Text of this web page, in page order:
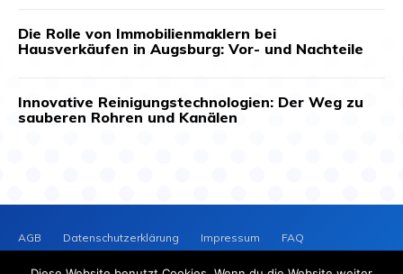
Die Rolle von Immobilienmaklern bei
Hausverkäufen in Augsburg: Vor- und Nachteile
Innovative Reinigungstechnologien: Der Weg zu
sauberen Rohren und Kanälen
AGB Datenschutzerklärung Impressum
FAQ